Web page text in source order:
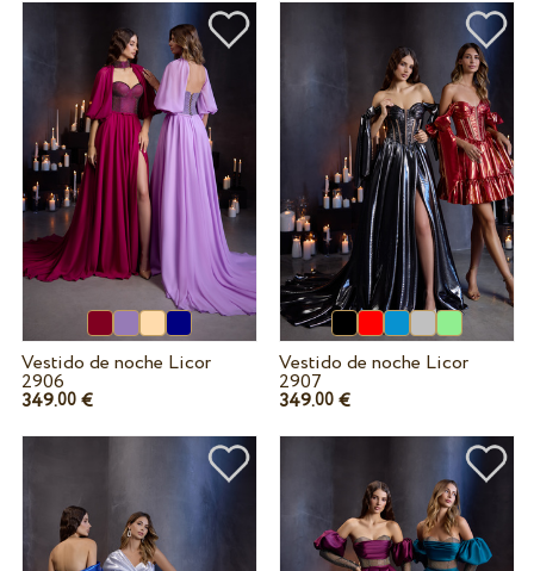
Vestido de noche Licor
2906
349.00€
Vestido de noche Licor
2907
349.00 €